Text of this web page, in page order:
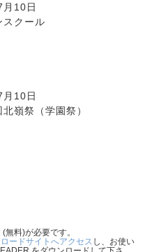
10日
スクール
10日
嶺祭（学園祭）
無料)が必要です。
ードサイトへアクセス し、お使い